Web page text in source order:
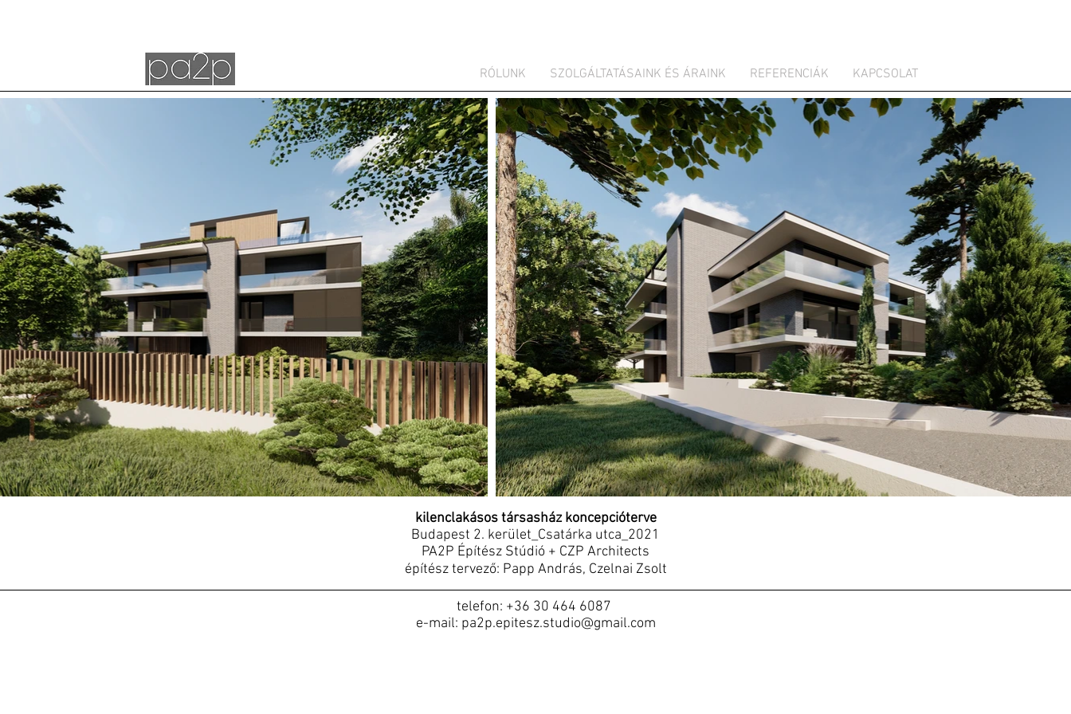
RÓLUNK SZOLGÁLTATÁSAINK ÉS ÁRAINK REFERENCIÁK KAPCSOLAT
kilenclakásos társasház koncepcióterve
Budapest 2. kerület_Csatárka utca_2021
PA2P Építész Stúdió + CZP Architects
építész tervező: Papp András, Czelnai Zsolt
telefon: +36 30 464 6087
e-mail: pa2p.epitesz.studio@gmail.com